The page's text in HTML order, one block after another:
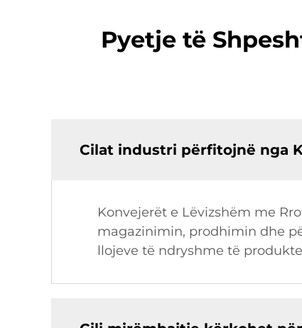
Pyetje të
Cilat industri përfitojnë nga
Konvejerët e Lëvizshëm me
magazinimin, prodhimin dhe
llojeve të ndryshme të